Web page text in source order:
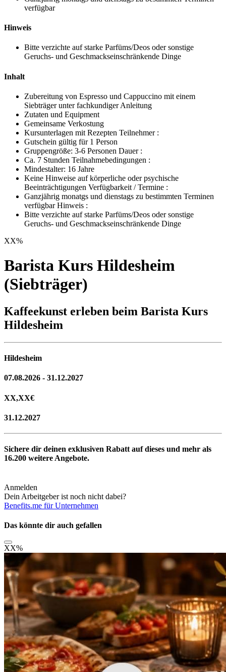
verfügbar
Hinweis
Bitte verzichte auf starke Parfüms/Deos oder sonstige
Geruchs- und Geschmackseinschränkende Dinge
Inhalt
Zubereitung von Espresso und Cappuccino mit einem
Siebträger unter fachkundiger Anleitung
Zutaten und Equipment
Gemeinsame Verkostung
Kursunterlagen mit Rezepten Teilnehmer :
Gutschein gültig für 1 Person
Gruppengröße: 3-6 Personen Dauer :
Ca. 7 Stunden Teilnahmebedingungen :
Mindestalter: 16 Jahre
Keine Hinweise auf körperliche oder psychische
Beeinträchtigungen Verfügbarkeit / Termine :
Ganzjährig monatgs und dienstags zu bestimmten Terminen
verfügbar Hinweis :
Bitte verzichte auf starke Parfüms/Deos oder sonstige
Geruchs- und Geschmackseinschränkende Dinge
XX%
Barista Kurs Hildesheim
(Siebträger)
Kaffeekunst erleben beim Barista Kurs
Hildesheim
Hildesheim
07.08.2026 - 31.12.2027
XX,XX€
31.12.2027
Sichere dir deinen exklusiven Rabatt auf dieses und mehr als
16.200 weitere Angebote.
Anmelden
Dein Arbeitgeber ist noch nicht dabei?
Benefits.me für Unternehmen
Das könnte dir auch gefallen
XX%